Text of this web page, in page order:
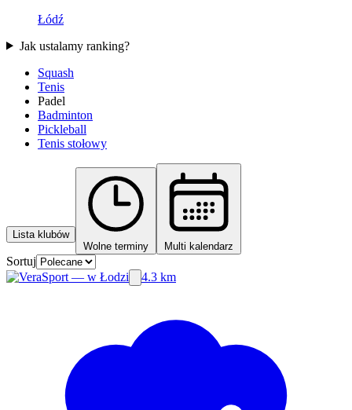
Łódź
Jak ustalamy ranking?
Squash
Tenis
Padel
Badminton
Pickleball
Tenis stołowy
Lista klubów
Wolne terminy
Multi kalendarz
Sortuj
4.3 km